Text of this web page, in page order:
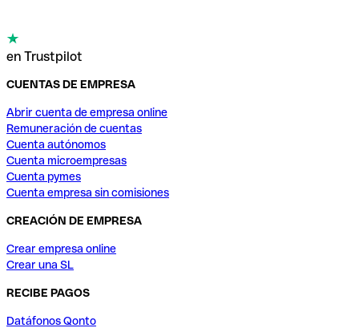
en Trustpilot
CUENTAS DE EMPRESA
Abrir cuenta de empresa online
Remuneración de cuentas
Cuenta autónomos
Cuenta microempresas
Cuenta pymes
Cuenta empresa sin comisiones
CREACIÓN DE EMPRESA
Crear empresa online
Crear una SL
RECIBE PAGOS
Datáfonos Qonto